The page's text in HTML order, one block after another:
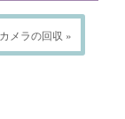
メラの回収 »